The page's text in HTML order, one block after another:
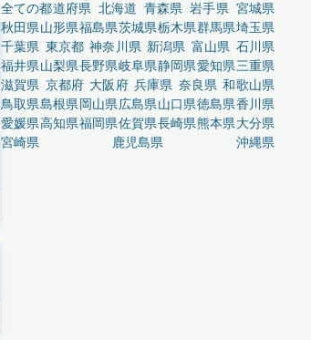
全ての都道府県 北海道 青森県 岩手県 宮城県
秋田県山形県福島県茨城県栃木県群馬県埼玉県
千葉県 東京都 神奈川県 新潟県 富山県 石川県
福井県山梨県長野県岐阜県静岡県愛知県三重県
滋賀県 京都府 大阪府 兵庫県 奈良県 和歌山県
鳥取県島根県岡山県広島県山口県徳島県香川県
愛媛県高知県福岡県佐賀県長崎県熊本県大分県
宮崎県
鹿児島県 沖縄県